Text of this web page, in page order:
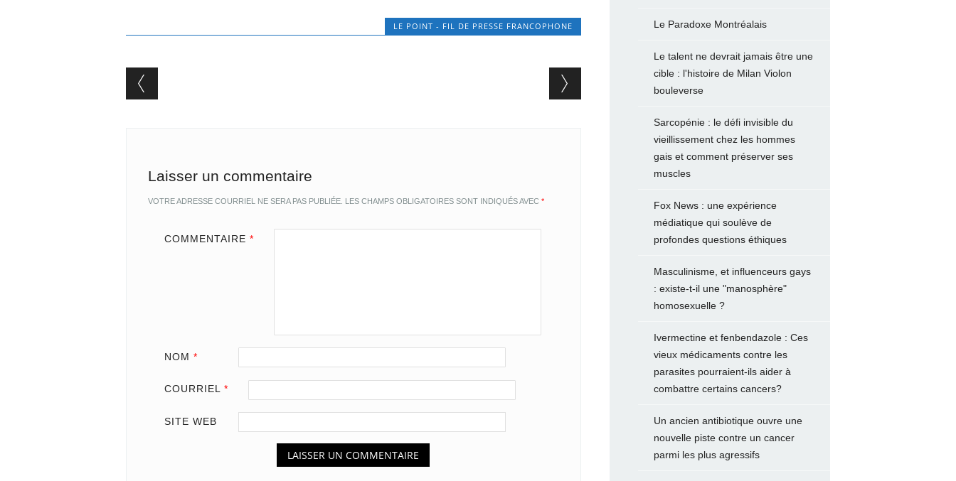
LE POINT - FIL DE PRESSE FRANCOPHONE
Post navigation
Laisser un commentaire
VOTRE ADRESSE COURRIEL NE SERA PAS PUBLIÉE. LES CHAMPS OBLIGATOIRES SONT INDIQUÉS AVEC *
COMMENTAIRE *
NOM *
COURRIEL *
SITE WEB
Le Paradoxe Montréalais
Le talent ne devrait jamais être une
cible : l'histoire de Milan Violon
bouleverse
Sarcopénie : le défi invisible du
vieillissement chez les hommes
gais et comment préserver ses
muscles
Fox News : une expérience
médiatique qui soulève de
profondes questions éthiques
Masculinisme, et influenceurs gays
: existe-t-il une "manosphère"
homosexuelle ?
Ivermectine et fenbendazole : Ces
vieux médicaments contre les
parasites pourraient-ils aider à
combattre certains cancers?
Un ancien antibiotique ouvre une
nouvelle piste contre un cancer
parmi les plus agressifs